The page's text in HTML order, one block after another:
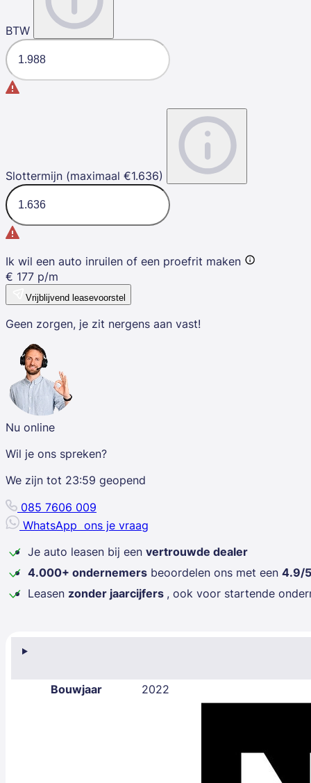
Bouwjaar 2022
BTW
Slottermijn (maximaal €1.636)
Ik wil een auto inruilen of een proefrit maken
€ 177 p/m
Vrijblijvend leasevoorstel
Geen zorgen, je zit nergens aan vast!
Nu online
Wil je ons spreken?
We zijn tot 23:59 geopend
085 7606 009
WhatsApp ons je vraag
Je auto leasen bij een vertrouwde dealer
4.000+ ondernemers beoordelen ons met een 4.9/5
Leasen zonder jaarcijfers , ook voor startende